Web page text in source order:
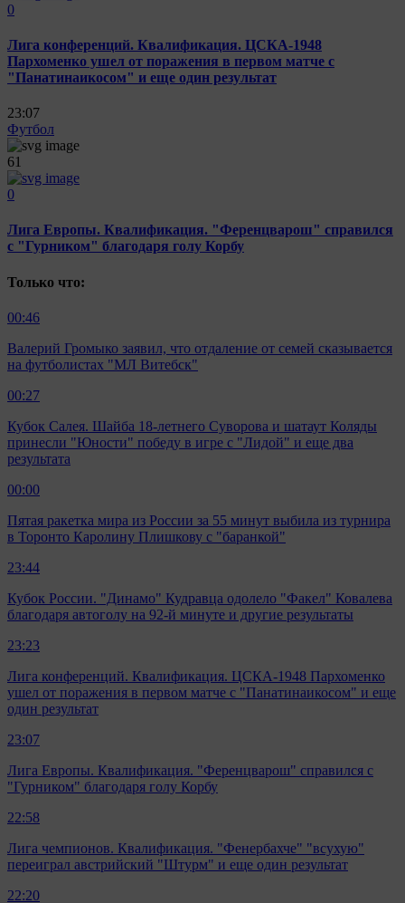
0
Лига конференций. Квалификация. ЦСКА-1948
Пархоменко ушел от поражения в первом матче с
"Панатинаикосом" и еще один результат
23:07
Футбол
61
0
Лига Европы. Квалификация. "Ференцварош" справился
с "Гурником" благодаря голу Корбу
Только что:
00:46
Валерий Громыко заявил, что отдаление от семей сказывается
на футболистах "МЛ Витебск"
00:27
Кубок Салея. Шайба 18-летнего Суворова и шатаут Коляды
принесли "Юности" победу в игре с "Лидой" и еще два
результата
00:00
Пятая ракетка мира из России за 55 минут выбила из турнира
в Торонто Каролину Плишкову с "баранкой"
23:44
Кубок России. "Динамо" Кудравца одолело "Факел" Ковалева
благодаря автоголу на 92-й минуте и другие результаты
23:23
Лига конференций. Квалификация. ЦСКА-1948 Пархоменко
ушел от поражения в первом матче с "Панатинаикосом" и еще
один результат
23:07
Лига Европы. Квалификация. "Ференцварош" справился с
"Гурником" благодаря голу Корбу
22:58
Лига чемпионов. Квалификация. "Фенербахче" "всухую"
переиграл австрийский "Штурм" и еще один результат
22:20